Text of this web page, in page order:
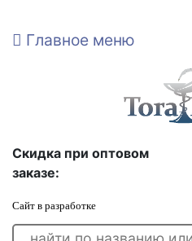
Главное меню
Скидка при оптовом
заказе:
Сайт в разработке